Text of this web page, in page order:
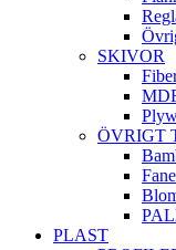
SKIVOR
ÖVRIGT
PLAST